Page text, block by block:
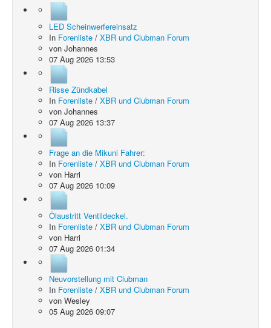
LED Scheinwerfereinsatz
In Forenliste / XBR und Clubman Forum
von Johannes
07 Aug 2026 13:53
Risse Zündkabel
In Forenliste / XBR und Clubman Forum
von Johannes
07 Aug 2026 13:37
Frage an die Mikuni Fahrer:
In Forenliste / XBR und Clubman Forum
von Harri
07 Aug 2026 10:09
Ölaustritt Ventildeckel.
In Forenliste / XBR und Clubman Forum
von Harri
07 Aug 2026 01:34
Neuvorstellung mit Clubman
In Forenliste / XBR und Clubman Forum
von Wesley
05 Aug 2026 09:07